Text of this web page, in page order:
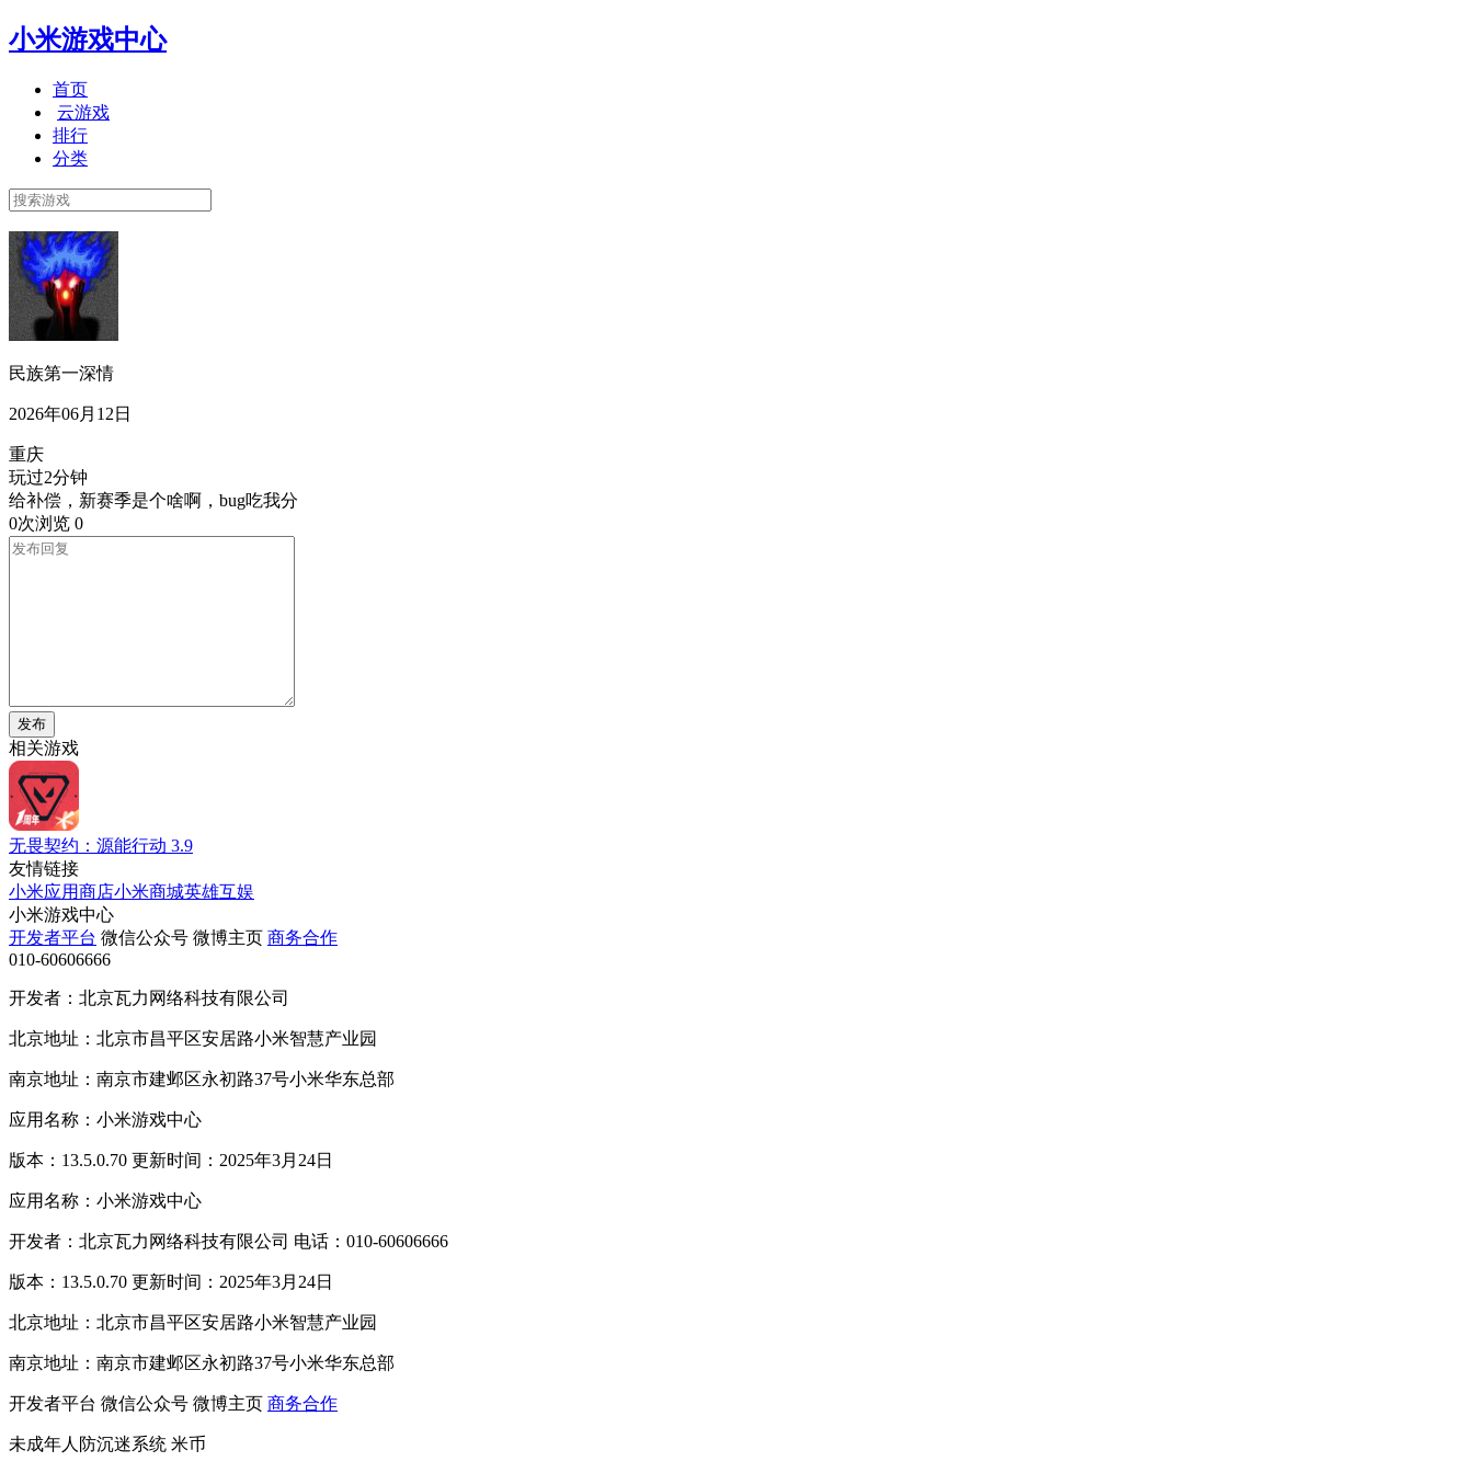
小米游戏中心
首页
云游戏
排行
分类
民族第一深情
2026年06月12日
重庆
玩过2分钟
给补偿，新赛季是个啥啊，bug吃我分
0次浏览 0
发布
相关游戏
无畏契约：源能行动 3.9
友情链接
小米应用商店小米商城英雄互娱
小米游戏中心
开发者平台 微信公众号 微博主页 商务合作
010-60606666
开发者：北京瓦力网络科技有限公司
北京地址：北京市昌平区安居路小米智慧产业园
南京地址：南京市建邺区永初路37号小米华东总部
应用名称：小米游戏中心
版本：13.5.0.70 更新时间：2025年3月24日
应用名称：小米游戏中心
开发者：北京瓦力网络科技有限公司 电话：010-60606666
版本：13.5.0.70 更新时间：2025年3月24日
北京地址：北京市昌平区安居路小米智慧产业园
南京地址：南京市建邺区永初路37号小米华东总部
开发者平台 微信公众号 微博主页 商务合作
未成年人防沉迷系统 米币